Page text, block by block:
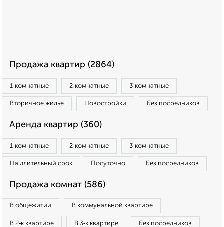
Продажа квартир (2864)
1‑комнатные 2‑комнатные 3‑комнатные
Вторичное жилье Новостройки Без посредников
Аренда квартир (360)
1‑комнатные 2‑комнатные 3‑комнатные
На длительный срок Посуточно Без посредников
Продажа комнат (586)
В общежитии В коммунальной квартире
В 2‑к квартире В 3‑к квартире Без посредников